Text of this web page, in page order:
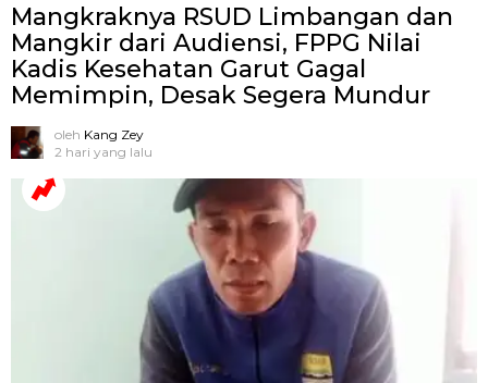
Mangkraknya RSUD Limbangan dan
Mangkir dari Audiensi, FPPG Nilai
Kadis Kesehatan Garut Gagal
Memimpin, Desak Segera Mundur
oleh Kang Zey
2 hari yang lalu